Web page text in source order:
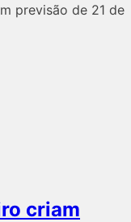
previsão de 21 de
criam